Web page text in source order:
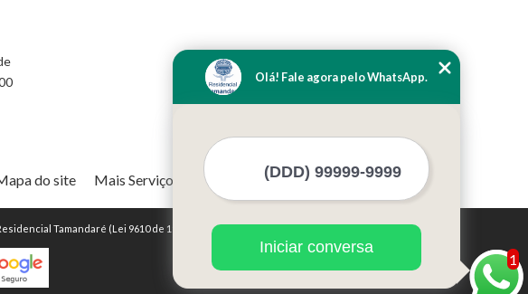
do site Mais Serviços
Tamandaré (Lei 9610 de 19/02/1998)
1
Olá! Fale agora pelo WhatsApp.
Iniciar conversa